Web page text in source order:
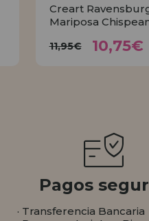
Creart
Mariposa
11,95€ 10,75€
Pagos
· Transferencia Bancaria